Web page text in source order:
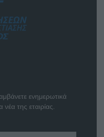
ενημερωτικά
της εταιρίας.